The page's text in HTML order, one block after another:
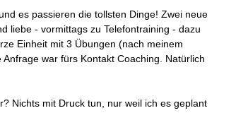
es passieren die tollsten Dinge! Zwei neue
liebe - vormittags zu Telefontraining - dazu
Einheit mit 3 Übungen (nach meinem
war fürs Kontakt Coaching. Natürlich
Nichts mit Druck tun, nur weil ich es geplant